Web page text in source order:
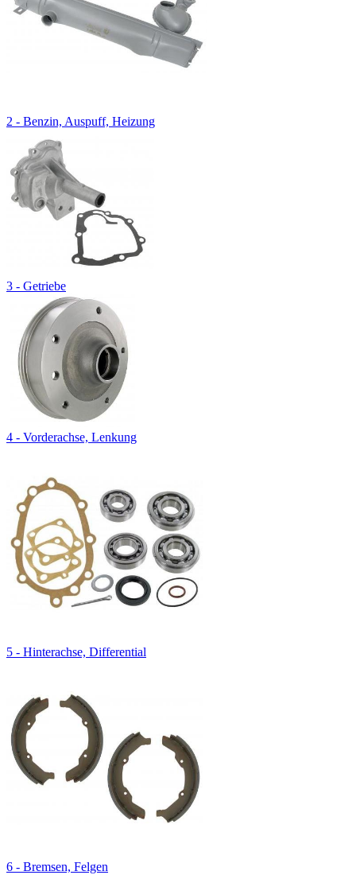
2 - Benzin, Auspuff, Heizung
3 - Getriebe
4 - Vorderachse, Lenkung
5 - Hinterachse, Differential
6 - Bremsen, Felgen